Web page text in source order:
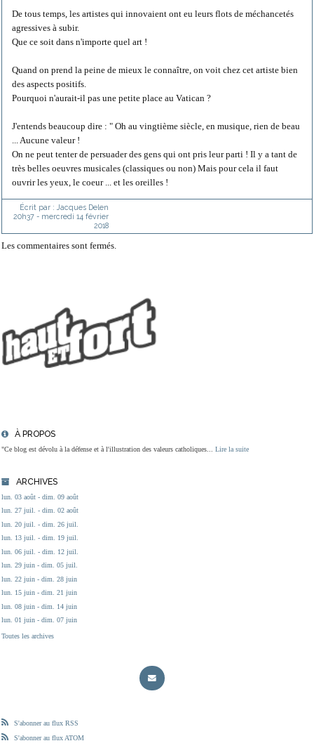
À PROPOS
"Ce blog est dévolu à la défense et à l'illustration des valeurs catholiques... Lire la suite
ARCHIVES
lun. 03 août - dim. 09 août
lun. 27 juil. - dim. 02 août
lun. 20 juil. - dim. 26 juil.
lun. 13 juil. - dim. 19 juil.
lun. 06 juil. - dim. 12 juil.
lun. 29 juin - dim. 05 juil.
lun. 22 juin - dim. 28 juin
lun. 15 juin - dim. 21 juin
lun. 08 juin - dim. 14 juin
lun. 01 juin - dim. 07 juin
Toutes les archives
S'abonner au flux RSS
S'abonner au flux ATOM
De tous temps, les artistes qui innovaient ont eu leurs flots de méchancetés
agressives à subir.
Que ce soit dans n'importe quel art !
Quand on prend la peine de mieux le connaître, on voit chez cet artiste bien
des aspects positifs.
Pourquoi n'aurait-il pas une petite place au Vatican ?
J'entends beaucoup dire : " Oh au vingtième siècle, en musique, rien de beau
... Aucune valeur !
On ne peut tenter de persuader des gens qui ont pris leur parti ! Il y a tant de
très belles oeuvres musicales (classiques ou non) Mais pour cela il faut
ouvrir les yeux, le coeur ... et les oreilles !
Écrit par : Jacques Delen
20h37- mercredi 14 février
2018
Les commentaires sont fermés.